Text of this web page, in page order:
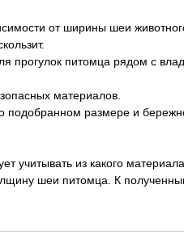
от ширины шеи
прогулок питомца рядом с
материалов.
подобранном размере и
учитывать из какого
шеи питомца. К